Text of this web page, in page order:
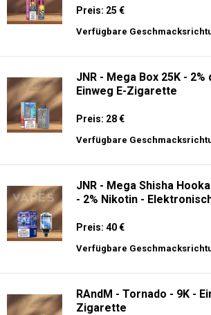
Preis: 25 €
Verfügbare
JNR - Mega Box 25K - 2%
Einweg E-Zigarette
Preis: 28 €
Verfügbare
JNR - Mega Shisha
- 2% Nikotin -
Preis: 40 €
Verfügbare
RAndM - Tornado - 9K -
Zigarette